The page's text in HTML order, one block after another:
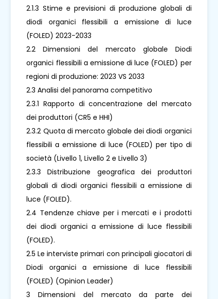
2.1.3 Stime e previsioni di produzione globali di
diodi organici flessibili a emissione di luce
(FOLED) 2023-2033
2.2 Dimensioni del mercato globale Diodi
organici flessibili a emissione di luce (FOLED) per
regioni di produzione: 2023 VS 2033
2.3 Analisi del panorama competitivo
2.3.1 Rapporto di concentrazione del mercato
dei produttori (CR5 e HHI)
2.3.2 Quota di mercato globale dei diodi organici
flessibili a emissione di luce (FOLED) per tipo di
società (Livello 1, Livello 2 e Livello 3)
2.3.3 Distribuzione geografica dei produttori
globali di diodi organici flessibili a emissione di
luce (FOLED).
2.4 Tendenze chiave per i mercati e i prodotti
dei diodi organici a emissione di luce flessibili
(FOLED).
2.5 Le interviste primari con principali giocatori di
Diodi organici a emissione di luce flessibili
(FOLED) (Opinion Leader)
3 Dimensioni del mercato da parte dei